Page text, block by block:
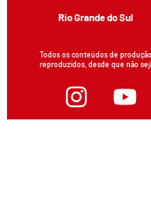
Rio Grande do Sul
Todos os conteúdos de
reproduzidos, desde que não